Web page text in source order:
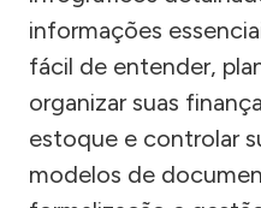
informações
fácil de entender,
organizar suas
estoque e controlar
modelos de